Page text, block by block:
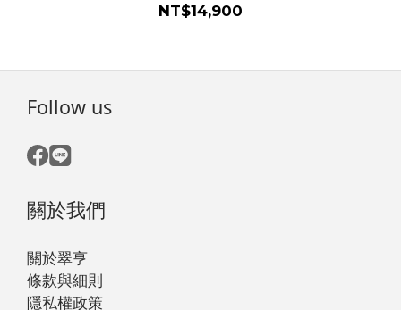
NT$14,900
Follow us
關於我們
關於翠亨
條款與細則
隱私權政策